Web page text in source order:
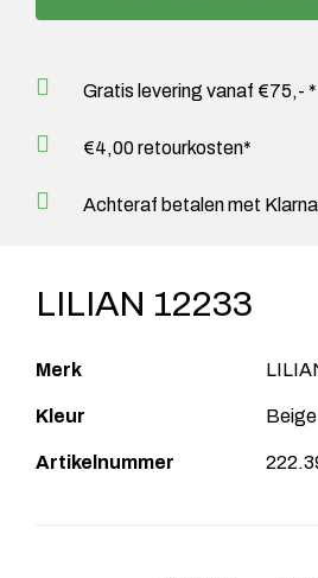
Gratis levering vanaf €75,- *
€4,00 retourkosten*
Achteraf betalen met
LILIAN 12233
Merk
Kleur
Artikelnummer